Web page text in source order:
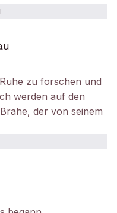
zu forschen und
werden auf den
der von seinem